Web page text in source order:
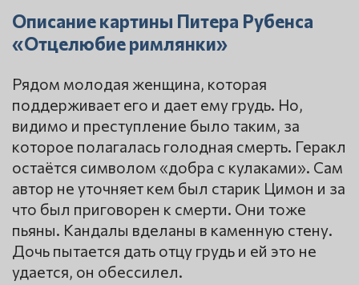
Описание картины Питера Рубенса
«Отцелюбие римлянки»
Рядом молодая женщина, которая
поддерживает его и дает ему грудь. Но,
видимо и преступление было таким, за
которое полагалась голодная смерть. Геракл
остаётся символом «добра с кулаками». Сам
автор не уточняет кем был старик Цимон и за
что был приговорен к смерти. Они тоже
пьяны. Кандалы вделаны в каменную стену.
Дочь пытается дать отцу грудь и ей это не
удается, он обессилел.